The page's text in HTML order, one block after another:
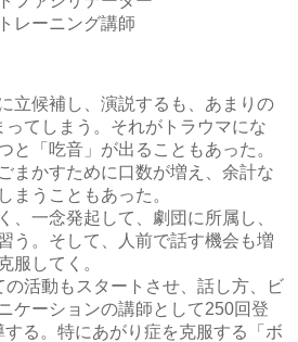
レーニング講師
立候補し、演説するも、あまりの
てしまう。それがトラウマにな
と「吃音」が出ることもあった。
まかすために口数が増え、余計な
まうこともあった。
、一念発起して、劇団に所属し、
う。そして、人前で話す機会も増
服してく。
活動もスタートさせ、話し方、ビ
ケーションの講師として250回登
る。特にあがり症を克服する「ボ